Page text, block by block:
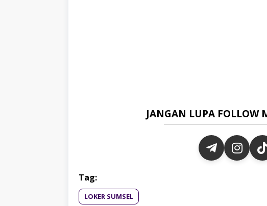
JANGAN LUPA FOLLOW
Tag:
LOKER SUMSEL